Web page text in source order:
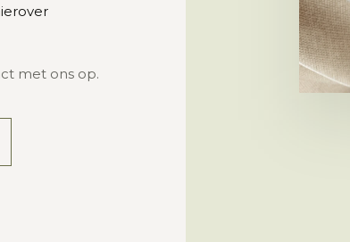
met ons op.